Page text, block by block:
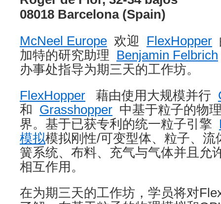
08018 Barcelona (Spain)
McNeel Europe 欢迎 FlexHopper
加特的研究助理 Benjamin Felbrich
办事处指导为期三天的工作坊。
FlexHopper 藉由使用大规模并行
和 Grasshopper 中基于粒子的物
界。基于已获专利的统一粒子引擎
模拟模拟刚性/可变型体、粒子、流
簧系统、布料、充气与气体并且允
相互作用。
在为期三天的工作坊，学员将对